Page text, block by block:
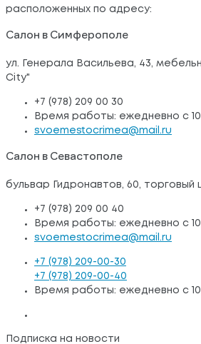
расположенных по адресу:
Салон в Симферополе
ул. Генерала Васильева, 43,
City"
+7 (978) 209 00 30
Время работы: ежедневно с
svoemestocrimea@mail.ru
Салон в Севастополе
бульвар Гидронавтов, 60, торговый
+7 (978) 209 00 40
Время работы: ежедневно с
svoemestocrimea@mail.ru
+7 (978) 209-00-30
+7 (978) 209-00-40
Время работы: ежедневно с
Подписка на новости